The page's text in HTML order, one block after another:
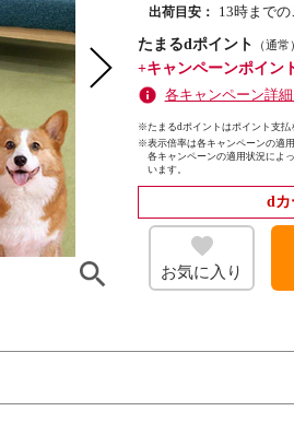
出荷目安：
13時まで
たまるdポイント
（通常）
+キャンペーンポイン
各キャンペーン詳
※たまるdポイントはポイント支払
※表示倍率は各キャンペーンの適
各キャンペーンの適用状況によ
います。
dカ
お気に入り